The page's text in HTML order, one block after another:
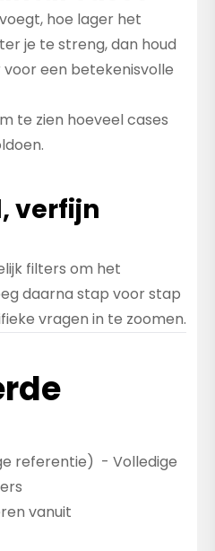
hoe lager het
je te streng, dan houd
een betekenisvolle
te zien hoeveel cases
verfijn
filters om het
daarna stap voor stap
vragen in te zoomen.
referentie) - Volledige
vanuit